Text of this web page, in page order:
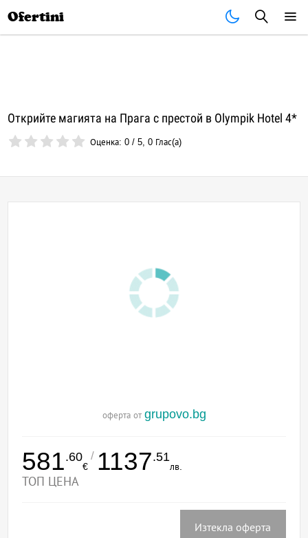
Ofertini
Открийте магията на Прага с престой в Olympik Hotel 4*
Оценка:0 /5,0 Глас(а)
оферта от grupovo.bg
581.60
€
/ 1137.51
лв.
ТОП ЦЕНА
Изтекла оферта